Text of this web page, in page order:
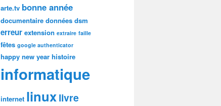
arte.tv bonne année
documentaire données dsm
erreur extension extraire faille
fêtes google authenticator
happy new year histoire
informatique
internet linuxlivre